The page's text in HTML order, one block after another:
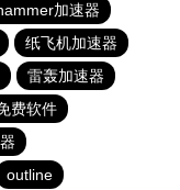
加速器
纸飞机加速器
雷轰加速器
费软件
outline